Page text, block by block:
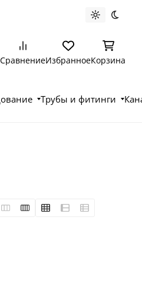
Светлая
СравнениеИзбранноеКорзина
Трубы и фитинги